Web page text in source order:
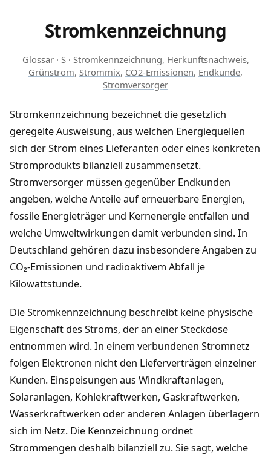
Stromkennzeichnung
Glossar· S· Stromkennzeichnung, Herkunftsnachweis,
Grünstrom, Strommix, CO2-Emissionen, Endkunde,
Stromversorger
Stromkennzeichnung bezeichnet die gesetzlich
geregelte Ausweisung, aus welchen Energiequellen
sich der Strom eines Lieferanten oder eines konkreten
Stromprodukts bilanziell zusammensetzt.
Stromversorger müssen gegenüber Endkunden
angeben, welche Anteile auf erneuerbare Energien,
fossile Energieträger und Kernenergie entfallen und
welche Umweltwirkungen damit verbunden sind. In
Deutschland gehören dazu insbesondere Angaben zu
CO₂-Emissionen und radioaktivem Abfall je
Kilowattstunde.
Die Stromkennzeichnung beschreibt keine physische
Eigenschaft des Stroms, der an einer Steckdose
entnommen wird. In einem verbundenen Stromnetz
folgen Elektronen nicht den Lieferverträgen einzelner
Kunden. Einspeisungen aus Windkraftanlagen,
Solaranlagen, Kohlekraftwerken, Gaskraftwerken,
Wasserkraftwerken oder anderen Anlagen überlagern
sich im Netz. Die Kennzeichnung ordnet
Strommengen deshalb bilanziell zu. Sie sagt, welche